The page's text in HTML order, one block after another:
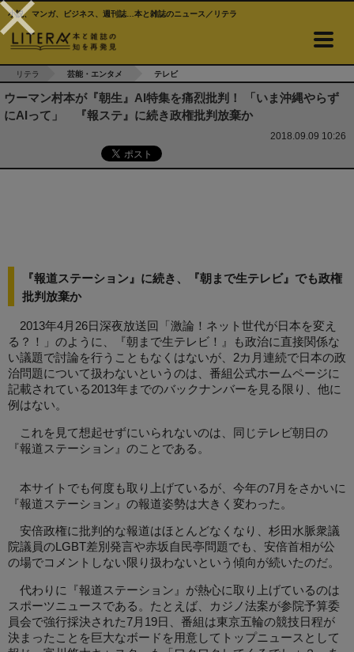
小説、マンガ、ビジネス、週刊誌…本と雑誌のニュース／リテラ
リテラ 芸能・エンタメ テレビ
ウーマン村本が『朝生』AI特集を痛烈批判！ 「いま沖縄やらず
にAIって」 『報ステ』に続き政権批判放棄か
2018.09.09 10:26
『報道ステーション』に続き、『朝まで生テレビ』でも政権
批判放棄か
2013年4月26日深夜放送回「激論！ネット世代が日本を変え
る？！」のように、『朝まで生テレビ！』も政治に直接関係な
い議題で討論を行うこともなくはないが、2カ月連続で日本の政
治問題について扱わないというのは、番組公式ホームページに
記載されている2013年までのバックナンバーを見る限り、他に
例はない。
これを見て想起せずにいられないのは、同じテレビ朝日の
『報道ステーション』のことである。
本サイトでも何度も取り上げているが、今年の7月をさかいに
『報道ステーション』の報道姿勢は大きく変わった。
安倍政権に批判的な報道はほとんどなくなり、杉田水脈衆議
院議員のLGBT差別発言や赤坂自民亭問題でも、安倍首相が公
の場でコメントしない限り扱わないという傾向が続いたのだ。
代わりに『報道ステーション』が熱心に取り上げているのは
スポーツニュースである。たとえば、カジノ法案が参院予算委
員会で強行採決された7月19日、番組は東京五輪の競技日程が
決まったことを巨大なボードを用意してトップニュースとして